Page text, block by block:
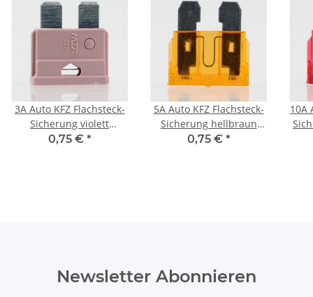
3A Auto KFZ Flachsteck-
Sicherung violett
Standard
0,75 € *
5A Auto KFZ Flachsteck-
Sicherung hellbraun
Standard
0,75 € *
10A
Newsletter Abonnieren